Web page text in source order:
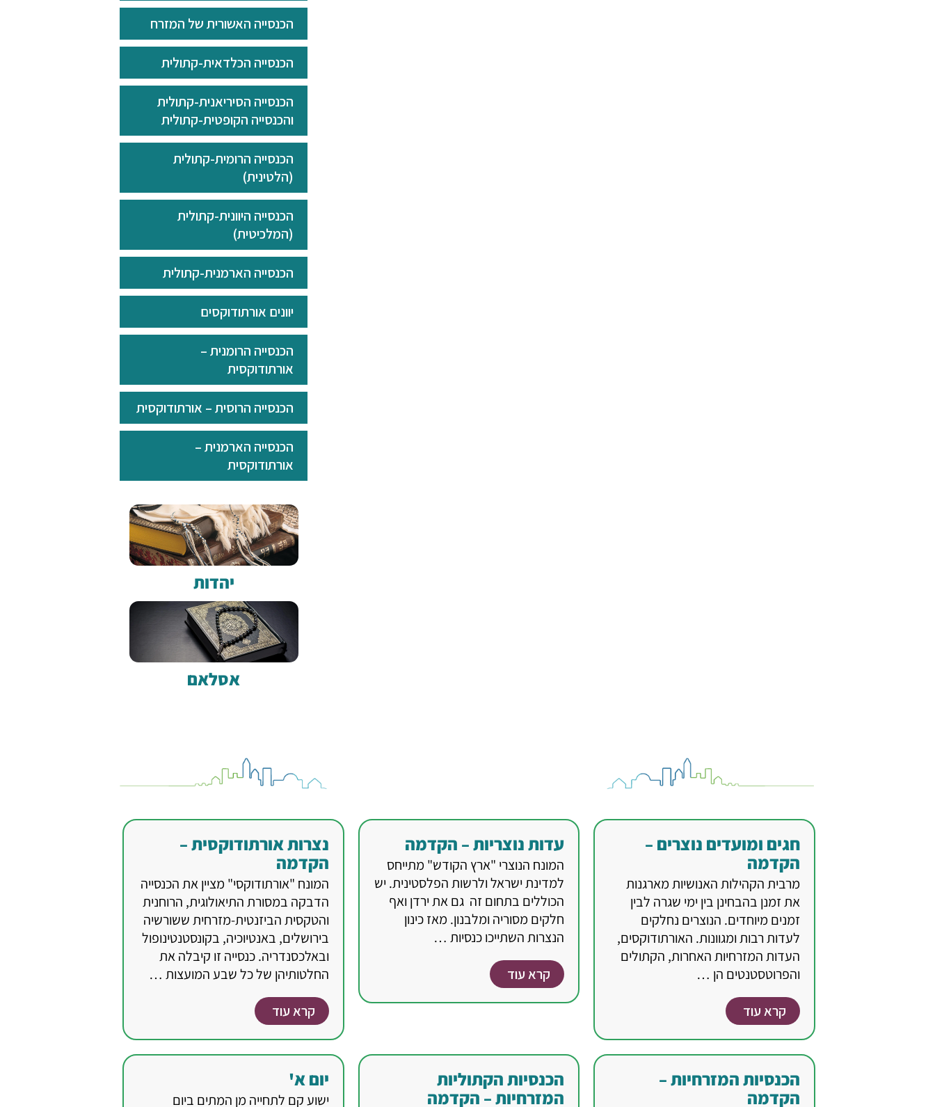
הכנסייה האשורית של המזרח
הכנסייה הכלדאית-קתולית
הכנסייה הסיריאנית-קתולית
והכנסייה הקופטית-קתולית
הכנסייה הרומית-קתולית
(הלטינית)
הכנסייה היוונית-קתולית
(המלכיטית)
הכנסייה הארמנית-קתולית
יוונים אורתודוקסים
הכנסייה הרומנית –
אורתודוקסית
הכנסייה הרוסית – אורתודוקסית
הכנסייה הארמנית –
אורתודוקסית
יהדות
אסלאם
חגים ומועדים נוצרים –
הקדמה
מרבית הקהילות האנושיות מארגנות
את זמנן בהבחינן בין ימי שגרה לבין
זמנים מיוחדים. הנוצרים נחלקים
לעדות רבות ומגוונות. האורתודוקסים,
העדות המזרחיות האחרות, הקתולים
והפרוטסטנטים הן …
קרא עוד
עדות נוצריות – הקדמה
המונח הנוצרי "ארץ הקודש" מתייחס
למדינת ישראל ולרשות הפלסטינית. יש
הכוללים בתחום זה גם את ירדן ואף
חלקים מסוריה ומלבנון. מאז כינון
הנצרות השתייכו כנסיות …
קרא עוד
נצרות אורתודוקסית –
הקדמה
המונח "אורתודוקסי" מציין את הכנסייה
הדבקה במסורת התיאולוגית, הרוחנית
והטקסית הביזנטית-מזרחית ששורשיה
בירושלים, באנטיוכיה, בקונסטנטינופול
ובאלכסנדריה. כנסייה זו קיבלה את
החלטותיהן של כל שבע המועצות …
קרא עוד
הכנסיות המזרחיות –
הקדמה
הכנסיות הקתוליות
המזרחיות – הקדמה
יום א'
ישוע קם לתחייה מן המתים ביום